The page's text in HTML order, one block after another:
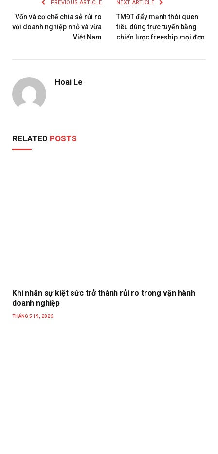
PREVIOUS ARTICLE
Vốn và cơ chế chia sẻ rủi ro
với doanh nghiệp nhỏ và vừa
Việt Nam
NEXT ARTICLE
TMĐT đẩy mạnh thói quen
tiêu dùng trực tuyến bằng
chiến lược freeship mọi đơn
Hoai Le
RELATED POSTS
Khi nhân sự kiệt sức trở thành rủi ro trong vận hành
doanh nghiệp
THÁNG 5 19, 2026